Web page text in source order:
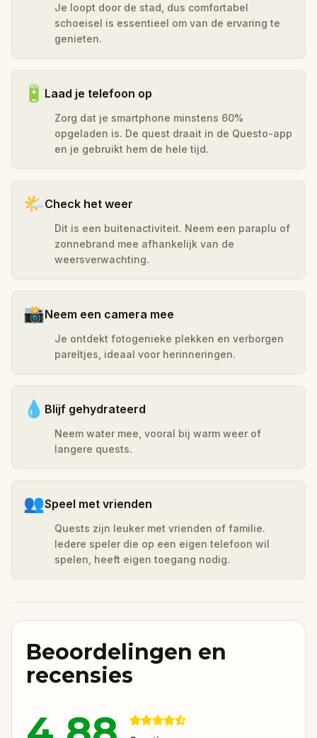
Je loopt door de stad, dus comfortabel
schoeisel is essentieel om van de ervaring te
genieten.
🔋 Laad je telefoon op
Zorg dat je smartphone minstens 60%
opgeladen is. De quest draait in de Questo-app
en je gebruikt hem de hele tijd.
🌤️Check het weer
Dit is een buitenactiviteit. Neem een paraplu of
zonnebrand mee afhankelijk van de
weersverwachting.
📸Neem een camera mee
Je ontdekt fotogenieke plekken en verborgen
pareltjes, ideaal voor herinneringen.
💧 Blijf gehydrateerd
Neem water mee, vooral bij warm weer of
langere quests.
👥Speel met vrienden
Quests zijn leuker met vrienden of familie.
Iedere speler die op een eigen telefoon wil
spelen, heeft eigen toegang nodig.
Beoordelingen en
recensies